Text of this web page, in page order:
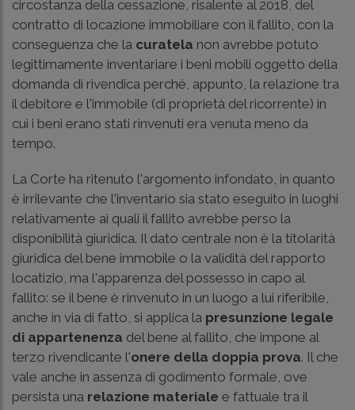
circostanza della cessazione, risalente al 2018, del
contratto di locazione immobiliare con il fallito, con la
conseguenza che la curatela non avrebbe potuto
legittimamente inventariare i beni mobili oggetto della
domanda di rivendica perché, appunto, la relazione tra
il debitore e l'immobile (di proprietà del ricorrente) in
cui i beni erano stati rinvenuti era venuta meno da
tempo.
La Corte ha ritenuto l'argomento infondato, in quanto
è irrilevante che l'inventario sia stato eseguito in luoghi
relativamente ai quali il fallito avrebbe perso la
disponibilità giuridica. Il dato centrale non è la titolarità
giuridica del bene immobile o la validità del rapporto
locatizio, ma l'apparenza del possesso in capo al
fallito: se il bene è rinvenuto in un luogo a lui riferibile,
anche in via di fatto, si applica la presunzione legale
di appartenenza del bene al fallito, che impone al
terzo rivendicante l'onere della doppia prova. Il che
vale anche in assenza di godimento formale, ove
persista una relazione materiale e fattuale tra il